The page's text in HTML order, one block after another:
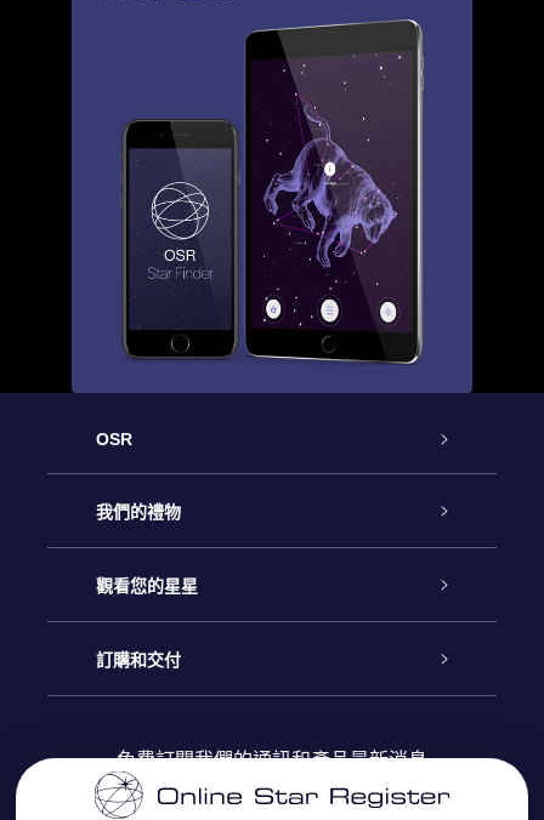
OSR
客戶服務
聯繫我們
博客
評論
我們的禮物
Online Star禮物
OSR禮物包
OSR 禮物卡
觀看您的星星
星星注册
個性化的Star Page
訂購和交付
付款資訊
免費訂閱我們的通訊和產品最新消息